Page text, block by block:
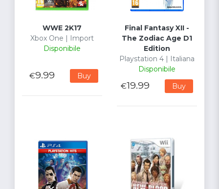
WWE 2K17
Xbox One | Import
Disponibile
€9.99 Buy
Final Fantasy XII -
The Zodiac Age D1
Edition
Playstation 4 | Italiana
Disponibile
€19.99 Buy